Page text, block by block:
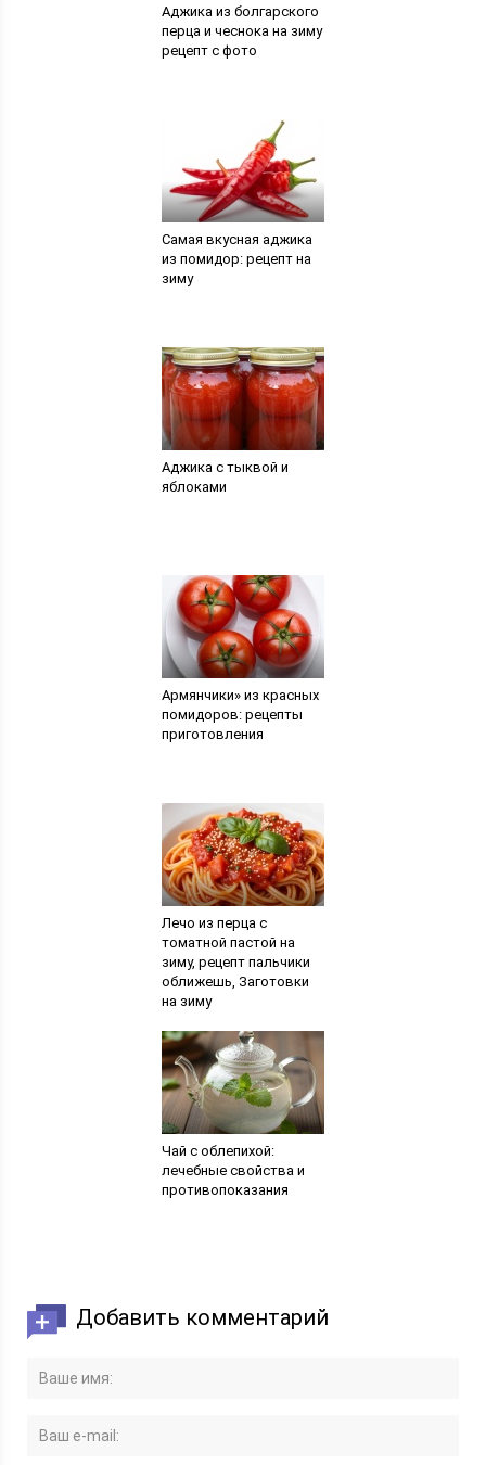
Аджика из болгарского
перца и чеснока на зиму
рецепт с фото
Самая вкусная аджика
из помидор: рецепт на
зиму
Аджика с тыквой и
яблоками
Армянчики» из красных
помидоров: рецепты
приготовления
Лечо из перца с
томатной пастой на
зиму, рецепт пальчики
оближешь, Заготовки
на зиму
Чай с облепихой:
лечебные свойства и
противопоказания
Добавить комментарий